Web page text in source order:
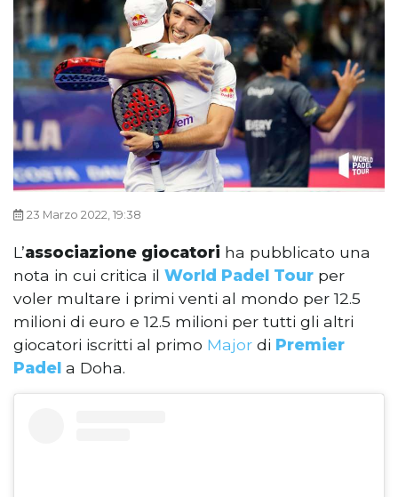
23 Marzo 2022, 19:38
L’associazione giocatori ha pubblicato una
nota in cui critica il World Padel Tour per
voler multare i primi venti al mondo per 12.5
milioni di euro e 12.5 milioni per tutti gli altri
giocatori iscritti al primo Major di Premier
Padel a Doha.